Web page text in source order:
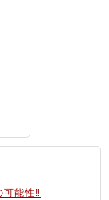
可能性‼